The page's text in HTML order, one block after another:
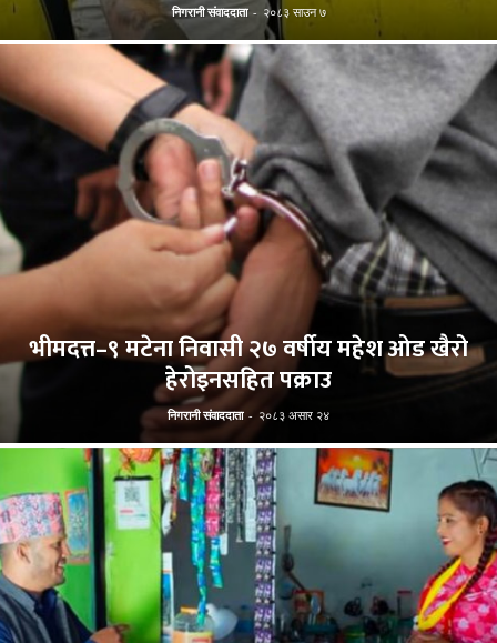
निगरानी संवाददाता - २०८३ साउन ७
भीमदत्त–९ मटेना निवासी २७ वर्षीय महेश ओड खैरो
हेरोइनसहित पक्राउ
निगरानी संवाददाता - २०८३ असार २४